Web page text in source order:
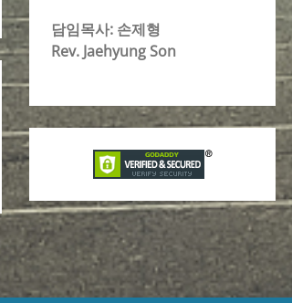
담임목사: 손제형
Rev. Jaehyung Son